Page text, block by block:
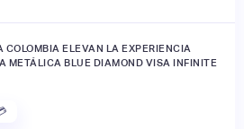
COLOMBIA ELEVAN LA EXPERIENCIA
METÁLICA BLUE DIAMOND VISA INFINITE